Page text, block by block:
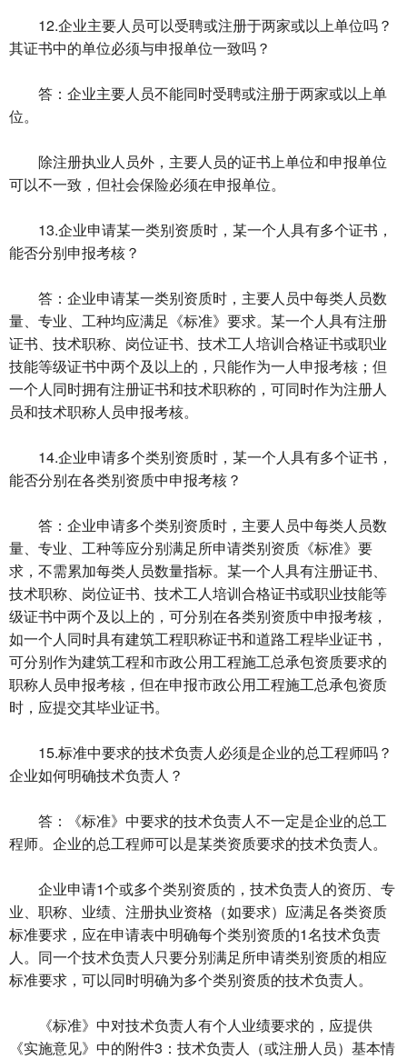
12.企业主要人员可以受聘或注册于两家或以上单位吗？
其证书中的单位必须与申报单位一致吗？
答：企业主要人员不能同时受聘或注册于两家或以上单
位。
除注册执业人员外，主要人员的证书上单位和申报单位
可以不一致，但社会保险必须在申报单位。
13.企业申请某一类别资质时，某一个人具有多个证书，
能否分别申报考核？
答：企业申请某一类别资质时，主要人员中每类人员数
量、专业、工种均应满足《标准》要求。某一个人具有注册
证书、技术职称、岗位证书、技术工人培训合格证书或职业
技能等级证书中两个及以上的，只能作为一人申报考核；但
一个人同时拥有注册证书和技术职称的，可同时作为注册人
员和技术职称人员申报考核。
14.企业申请多个类别资质时，某一个人具有多个证书，
能否分别在各类别资质中申报考核？
答：企业申请多个类别资质时，主要人员中每类人员数
量、专业、工种等应分别满足所申请类别资质《标准》要
求，不需累加每类人员数量指标。某一个人具有注册证书、
技术职称、岗位证书、技术工人培训合格证书或职业技能等
级证书中两个及以上的，可分别在各类别资质中申报考核，
如一个人同时具有建筑工程职称证书和道路工程毕业证书，
可分别作为建筑工程和市政公用工程施工总承包资质要求的
职称人员申报考核，但在申报市政公用工程施工总承包资质
时，应提交其毕业证书。
15.标准中要求的技术负责人必须是企业的总工程师吗？
企业如何明确技术负责人？
答：《标准》中要求的技术负责人不一定是企业的总工
程师。企业的总工程师可以是某类资质要求的技术负责人。
企业申请1个或多个类别资质的，技术负责人的资历、专
业、职称、业绩、注册执业资格（如要求）应满足各类资质
标准要求，应在申请表中明确每个类别资质的1名技术负责
人。同一个技术负责人只要分别满足所申请类别资质的相应
标准要求，可以同时明确为多个类别资质的技术负责人。
《标准》中对技术负责人有个人业绩要求的，应提供
《实施意见》中的附件3：技术负责人（或注册人员）基本情